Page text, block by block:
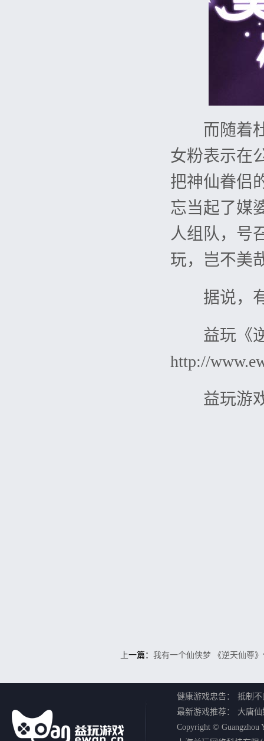
而随着杜
女粉表示在
把神仙眷侣
忘当起了媒
人组队，号
玩，岂不美
据说，有
益玩《逆
http://
益玩游戏
上一篇： 我有一个仙侠梦 《逆天仙尊
健康游戏忠告：
抵制
最新游戏推荐：
大唐
Copyright © Guangzhou